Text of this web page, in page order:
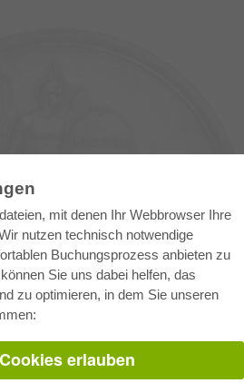
mit denen Ihr Webbrowser Ihre
nutzen technisch notwendige
Buchungsprozess anbieten zu
Sie uns dabei helfen, das
zu optimieren, in dem Sie unseren
erlauben